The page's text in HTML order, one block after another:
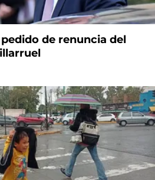
de renuncia del